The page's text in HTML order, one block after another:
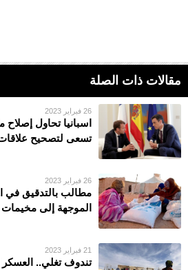
مقالات ذات الصلة
26 فبراير 2023
اسبانيا تحاول
تسعى لتصحيح
26 فبراير 2023
مطالب بالتدقيق في
الموجهة إلى
21 فبراير 2023
تندوف تغلي.. العسكر